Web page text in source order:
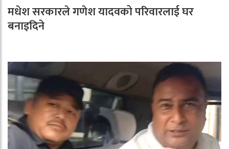
मधेश सरकारले गणेश यादवको परिवारलाई घर
बनाइदिने